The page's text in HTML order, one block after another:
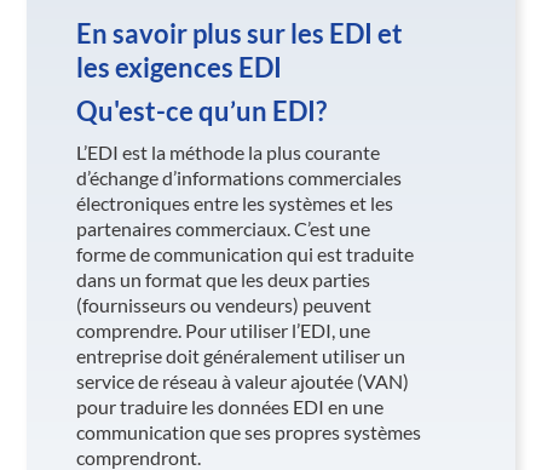
En savoir plus sur les EDI et
les exigences EDI
Qu'est-ce qu’un EDI?
L’EDI est la méthode la plus courante
d’échange d’informations commerciales
électroniques entre les systèmes et les
partenaires commerciaux. C’est une
forme de communication qui est traduite
dans un format que les deux parties
(fournisseurs ou vendeurs) peuvent
comprendre. Pour utiliser l’EDI, une
entreprise doit généralement utiliser un
service de réseau à valeur ajoutée (VAN)
pour traduire les données EDI en une
communication que ses propres systèmes
comprendront.